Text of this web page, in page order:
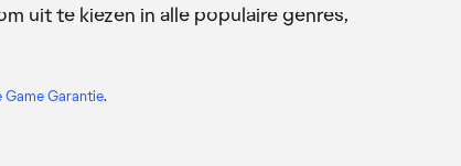
uit te kiezen in alle populaire genres,
Game Garantie.